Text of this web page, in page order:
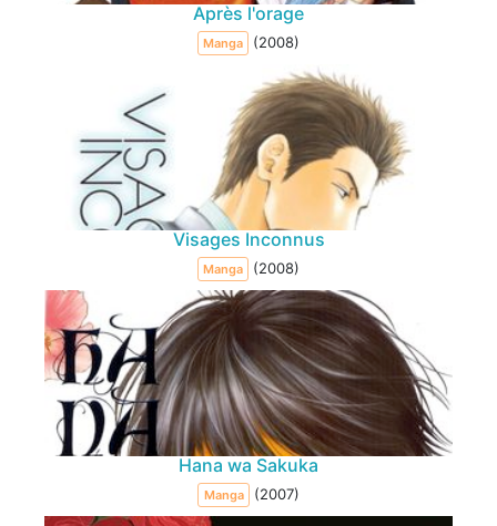
Après l'orage
Manga (2008)
Visages Inconnus
Manga (2008)
Hana wa Sakuka
Manga (2007)